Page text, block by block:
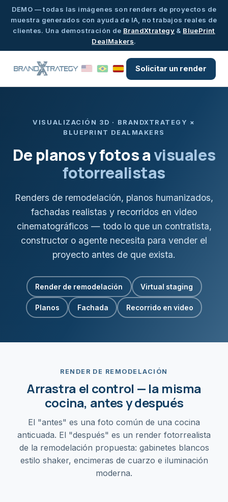
DEMO — todas las imágenes son renders de proyectos de
muestra generados con ayuda de IA, no trabajos reales de
clientes. Una demostración de BrandXtrategy & BluePrint
DealMakers.
Solicitar un render
VISUALIZACIÓN 3D · BRANDXTRATEGY ×
BLUEPRINT DEALMAKERS
De planos y fotos avisuales
fotorrealistas
Renders de remodelación, planos humanizados,
fachadas realistas y recorridos en video
cinematográficos — todo lo que un contratista,
constructor o agente necesita para vender el
proyecto antes de que exista.
Render de remodelación Virtual staging
Planos Fachada Recorrido en video
RENDER DE REMODELACIÓN
Arrastra el control — la misma
cocina, antes y después
El "antes" es una foto común de una cocina
anticuada. El "después" es un render fotorrealista
de la remodelación propuesta: gabinetes blancos
estilo shaker, encimeras de cuarzo e iluminación
moderna.